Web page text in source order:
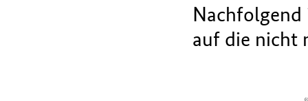
Nachfolgend
auf die nicht